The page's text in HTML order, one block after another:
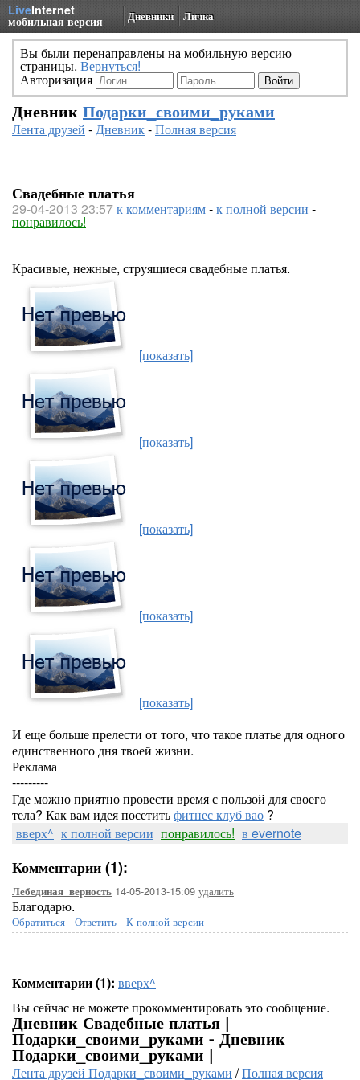
LiveInternet
мобильная версия Дневники Личка
Вы были перенаправлены на мобильную версию
страницы. Вернуться!
Авторизация
Дневник Подарки_своими_руками
Лента друзей -Дневник-Полная версия
Свадебные платья
29-04-2013 23:57к комментариям-к полной версии -
понравилось!
Красивые, нежные, струящиеся свадебные платья.
[показать]
[показать]
[показать]
[показать]
[показать]
И еще больше прелести от того, что такое платье для одного
единственного дня твоей жизни.
Реклама
---------
Где можно приятно провести время с пользой для своего
тела? Как вам идея посетитьфитнес клуб вао ?
вверх^ к полной версии понравилось! в evernote
Комментарии (1):
Лебединая_верность 14-05-2013-15:09 удалить
Благодарю.
Обратиться - Ответить - К полной версии
Комментарии (1): вверх^
Вы сейчас не можете прокомментировать это сообщение.
Дневник Свадебные платья |
Подарки_своими_руками - Дневник
Подарки_своими_руками |
Лента друзей Подарки_своими_руками /Полная версия